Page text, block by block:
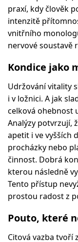
praxí, kdy člověk
intenzitě
vnitřního
nervové soustavě
Kondice jako
Udržování vitality
i v ložnici. A jak
celková ohebnost
Analýzy potvrzují,
apetit i ve vyšších
procházky nebo
činnost. Dobrá
kterou následně
Tento přístup
prostou radost z
Pouto, které
Citová vazba tvoří